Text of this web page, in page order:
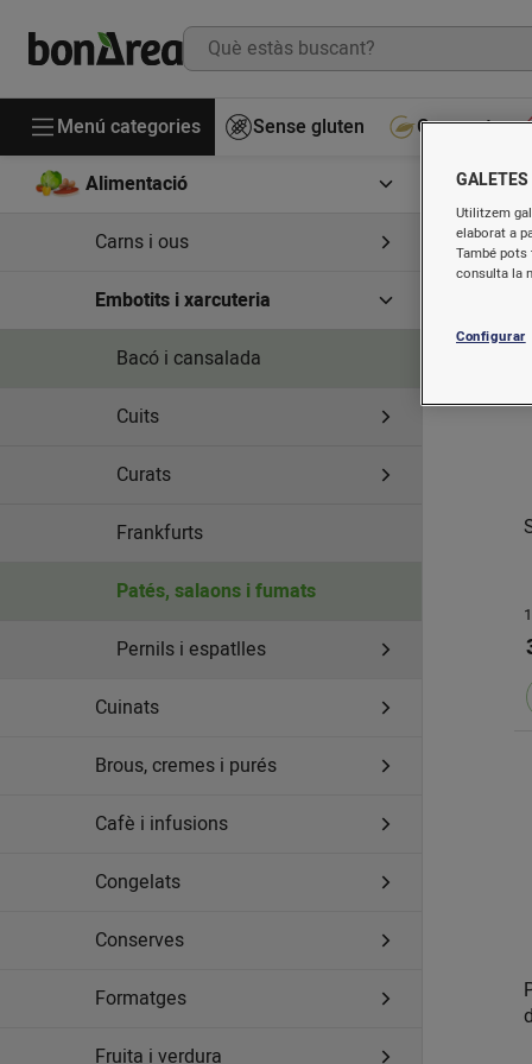
Menú categories Sense gluten
Gourmet
Alimentació
Carns i ous
Embotits i xarcuteria
Bacó i cansalada
Cuits
Curats
Frankfurts
Patés, salaons i fumats
Pernils i espatlles
Cuinats
Brous, cremes i purés
Cafè i infusions
Congelats
Conserves
Formatges
Fruita i verdura
GALETES
Utilitzem
elaborat a
També
consulta la
Configurar